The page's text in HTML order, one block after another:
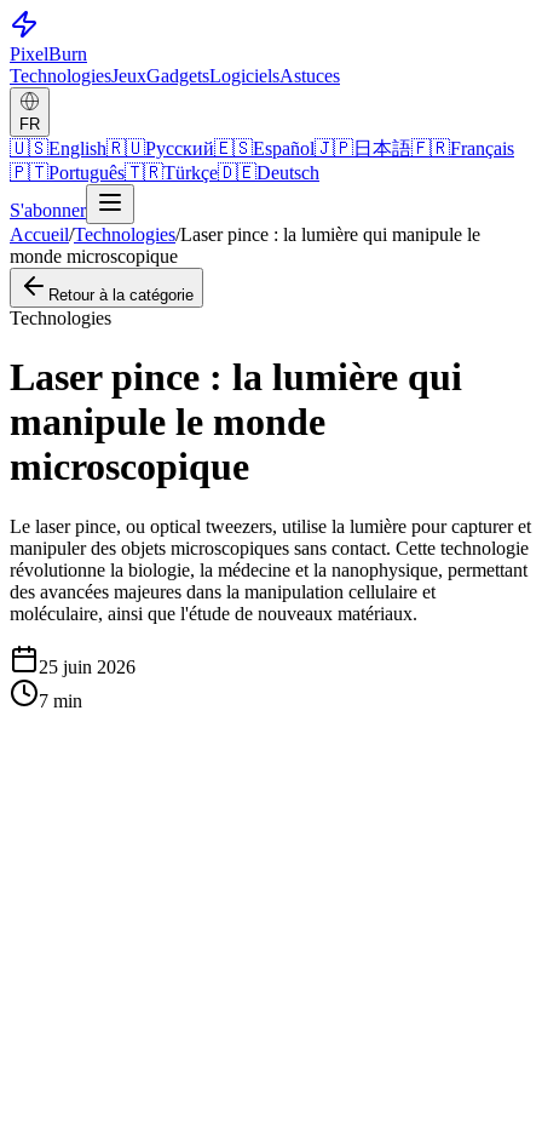
PixelBurn
TechnologiesJeuxGadgetsLogicielsAstuces
FR
🇺🇸English🇷🇺Русский🇪🇸Español🇯🇵日本語🇫🇷Français
🇵🇹Português🇹🇷Türkçe🇩🇪Deutsch
S'abonner
Accueil/Technologies/Laser pince : la lumière qui manipule le
monde microscopique
Retour à la catégorie
Technologies
Laser pince : la lumière qui
manipule le monde
microscopique
Le laser pince, ou optical tweezers, utilise la lumière pour capturer et
manipuler des objets microscopiques sans contact. Cette technologie
révolutionne la biologie, la médecine et la nanophysique, permettant
des avancées majeures dans la manipulation cellulaire et
moléculaire, ainsi que l'étude de nouveaux matériaux.
25 juin 2026
7 min